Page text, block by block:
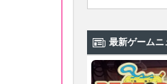
最新ゲームニ